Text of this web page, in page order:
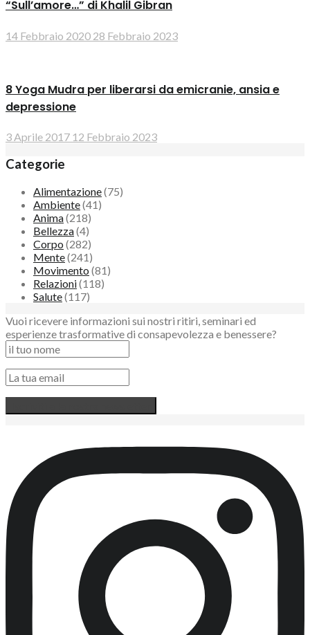
“Sull’amore…” di Khalil Gibran
14 Febbraio 2020 28 Febbraio 2023
8 Yoga Mudra per liberarsi da emicranie, ansia e
depressione
3 Aprile 2017 12 Febbraio 2023
Categorie
Alimentazione(75)
Ambiente(41)
Anima(218)
Bellezza(4)
Corpo (282)
Mente(241)
Movimento (81)
Relazioni(118)
Salute(117)
Vuoi ricevere informazioni sui nostri ritiri, seminari ed
esperienze trasformative di consapevolezza e benessere?